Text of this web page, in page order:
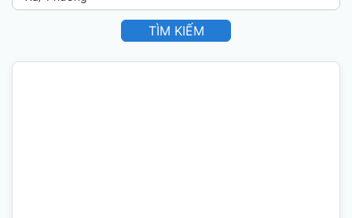
TÌM KIẾM